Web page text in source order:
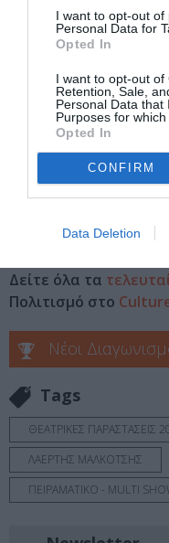
I want to opt-out of
Personal Data for
Opted In
I want to opt-out of
Retention, Sale,
Personal Data that
Purposes for which
Opted In
CONFIRM
Data Deletion
Τοποθεσία:
Κεραμεικός, Αθήνα
Eισιτήρια:
8 ευρώ
μάθετε πρώτοι όλες
Δείτε όλα τα
Πολιτισμό στο
Νέοι
Tags
ΘΕΑΤΡΙΚΕΣ ΠΑΡΑΣΤΑΣΕΙΣ
ΛΑΕΡΤΗΣ ΜΑΛΚΟΤΣΗΣ
ΠΕΙΡΑΜΑΤΙΚΟ - MULTI